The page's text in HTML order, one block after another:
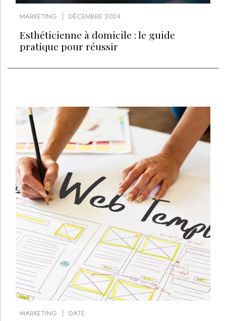
MARKETING DÉCEMBRE 2024
Esthéticienne à domicile : le guide
pratique pour réussir
MARKETING DATE